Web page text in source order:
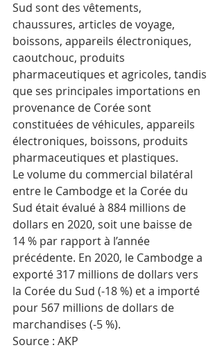
Sud sont des vêtements,
chaussures, articles de voyage,
boissons, appareils électroniques,
caoutchouc, produits
pharmaceutiques et agricoles, tandis
que ses principales importations en
provenance de Corée sont
constituées de véhicules, appareils
électroniques, boissons, produits
pharmaceutiques et plastiques.
Le volume du commercial bilatéral
entre le Cambodge et la Corée du
Sud était évalué à 884 millions de
dollars en 2020, soit une baisse de
14 % par rapport à l’année
précédente. En 2020, le Cambodge a
exporté 317 millions de dollars vers
la Corée du Sud (-18 %) et a importé
pour 567 millions de dollars de
marchandises (-5 %).
Source : AKP